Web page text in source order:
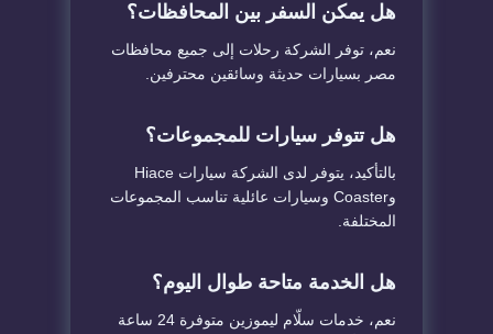
هل يمكن السفر بين المحافظات؟
نعم، توفر الشركة رحلات إلى جميع محافظات
مصر بسيارات حديثة وسائقين محترفين.
هل تتوفر سيارات للمجموعات؟
بالتأكيد، يتوفر لدى الشركة سيارات Hiace
وCoaster وسيارات عائلية تناسب المجموعات
المختلفة.
هل الخدمة متاحة طوال اليوم؟
نعم، خدمات سلّام ليموزين متوفرة 24 ساعة